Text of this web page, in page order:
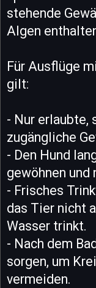
stehende
Algen
Für Ausflüge
gilt:
- Nur erlaubte,
zugängliche
- Den Hund
gewöhnen und
- Frisches
das Tier nicht
Wasser trinkt.
- Nach dem
sorgen, um
vermeiden.